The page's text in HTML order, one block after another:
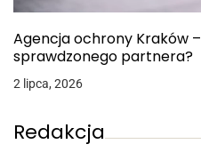
Agencja ochrony Kraków
sprawdzonego partnera?
2 lipca, 2026
Redakcja